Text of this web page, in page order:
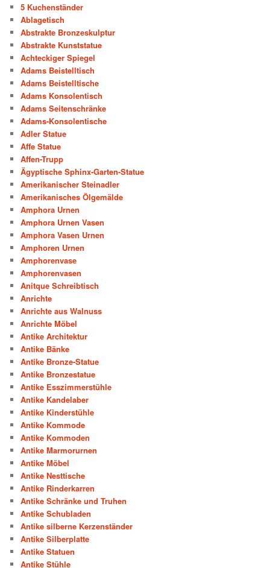
5 Kuchenständer
Ablagetisch
Abstrakte Bronzeskulptur
Abstrakte Kunststatue
Achteckiger Spiegel
Adams Beistelltisch
Adams Beistelltische
Adams Konsolentisch
Adams Seitenschränke
Adams-Konsolentische
Adler Statue
Affe Statue
Affen-Trupp
Ägyptische Sphinx-Garten-Statue
Amerikanischer Steinadler
Amerikanisches Ölgemälde
Amphora Urnen
Amphora Urnen Vasen
Amphora Vasen Urnen
Amphoren Urnen
Amphorenvase
Amphorenvasen
Anitque Schreibtisch
Anrichte
Anrichte aus Walnuss
Anrichte Möbel
Antike Architektur
Antike Bänke
Antike Bronze-Statue
Antike Bronzestatue
Antike Esszimmerstühle
Antike Kandelaber
Antike Kinderstühle
Antike Kommode
Antike Kommoden
Antike Marmorurnen
Antike Möbel
Antike Nesttische
Antike Rinderkarren
Antike Schränke und Truhen
Antike Schubladen
Antike silberne Kerzenständer
Antike Silberplatte
Antike Statuen
Antike Stühle